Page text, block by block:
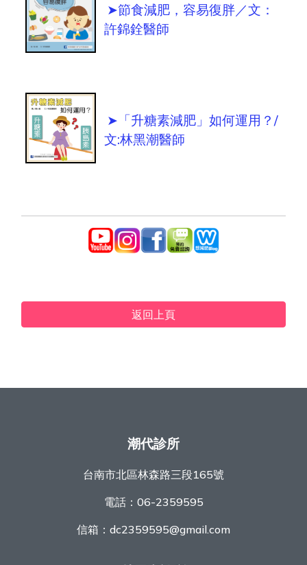
➤節食減肥，容易復胖／文：
許錦銓醫師
➤「升糖素減肥」如何運用？/
文:林黑潮醫師
返回上頁
潮代診所
台南市北區林森路三段165號
電話： 06-2359595
信箱： dc2359595@gmail.com